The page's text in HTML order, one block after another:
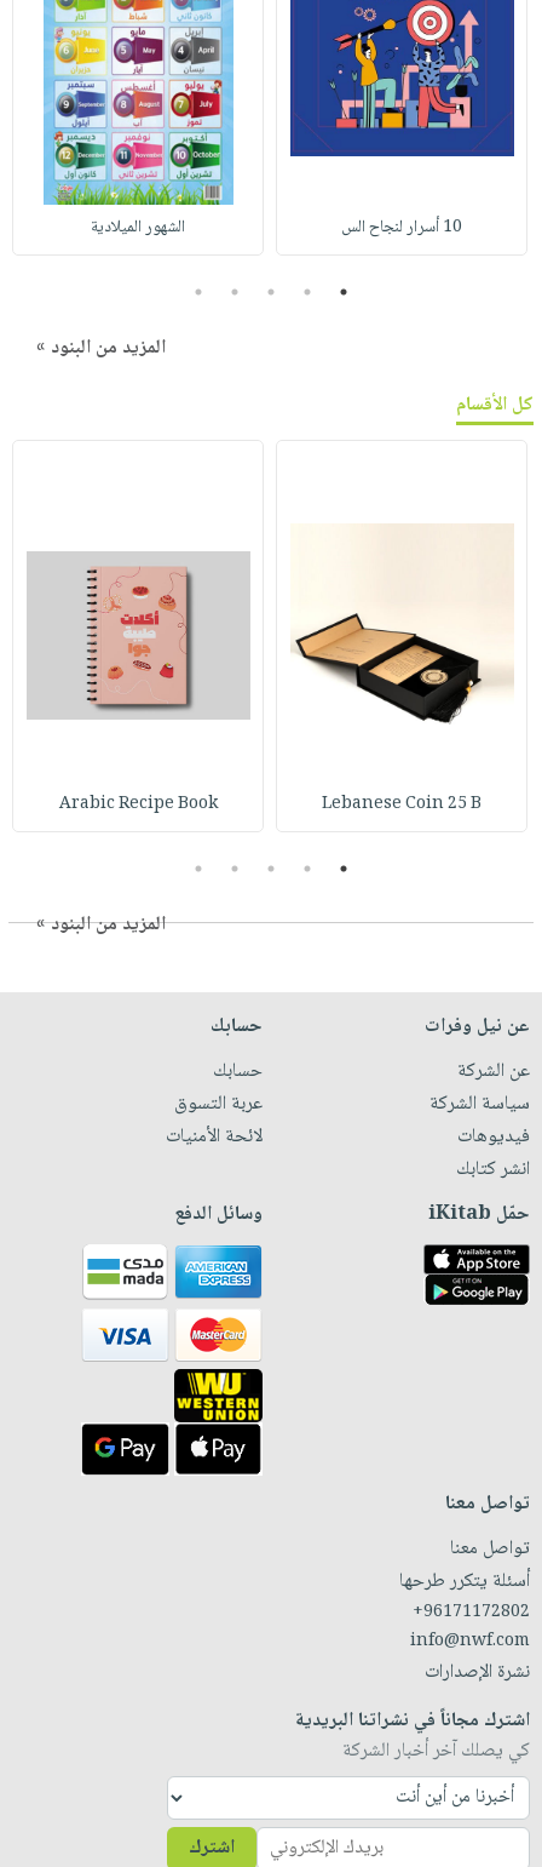
10 أسرار لنجاح الس الشهور الميلادية
1
2
3
4
5
المزيد من البنود »
كل الأقسام
Lebanese Coin 25 B
Arabic Recipe Book
1
2
3
4
5
المزيد من البنود »
عن نيل وفرات
عن الشركة
سياسة الشركة
فيديوهات
انشر كتابك
حسابك
حسابك
عربة التسوق
لائحة الأمنيات
حمّل iKitab وسائل الدفع
تواصل معنا
تواصل معنا
أسئلة يتكرر طرحها
+96171172802
info@nwf.com
نشرة الإصدارات
اشترك مجاناً في نشراتنا البريدية
كي يصلك آخر أخبار الشركة
اشترك